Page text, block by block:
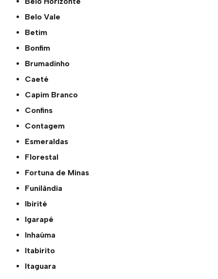
Belo Vale
Betim
Bonfim
Brumadinho
Caeté
Capim Branco
Confins
Contagem
Esmeraldas
Florestal
Fortuna de Minas
Funilândia
Ibirité
Igarapé
Inhaúma
Itabirito
Itaguara